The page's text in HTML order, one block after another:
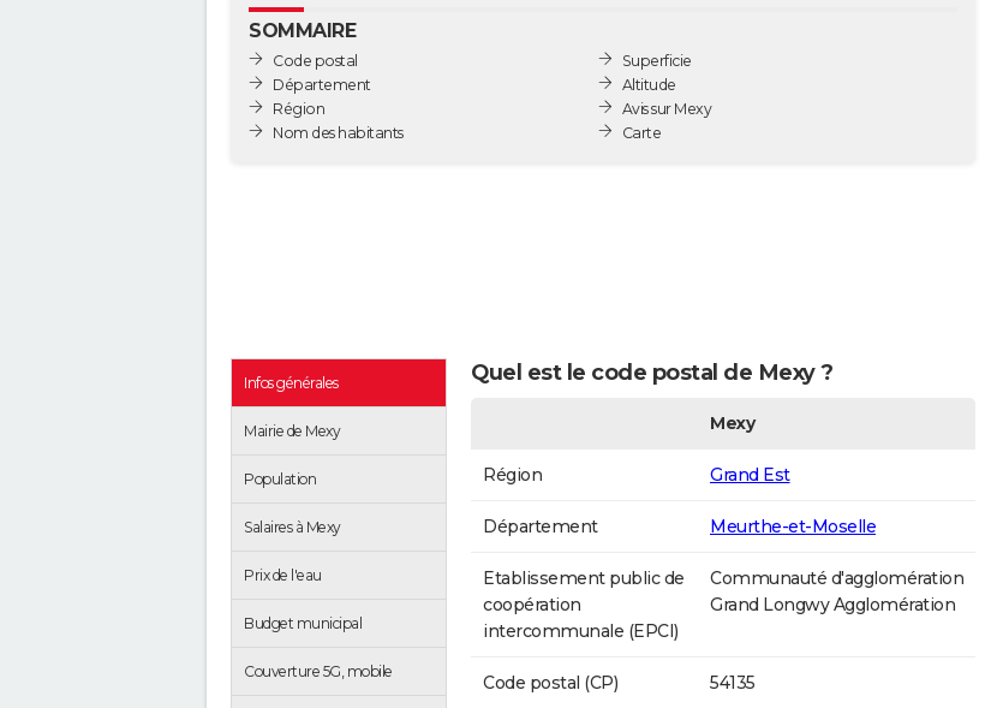
SOMMAIRE
Code postal
Département
Région
Nom des habitants
Superficie
Altitude
Avis sur Mexy
Carte
Infos générales
Mairie de Mexy
Population
Salaires à Mexy
Prix de l'eau
Budget municipal
Couverture 5G, mobile
Quel est le code postal de Mexy ?
Mexy
Région Grand Est
Département Meurthe-et-Moselle
Etablissement public de
coopération
intercommunale (EPCI)
Communauté d'agglomération
Grand Longwy Agglomération
Code postal (CP) 54135